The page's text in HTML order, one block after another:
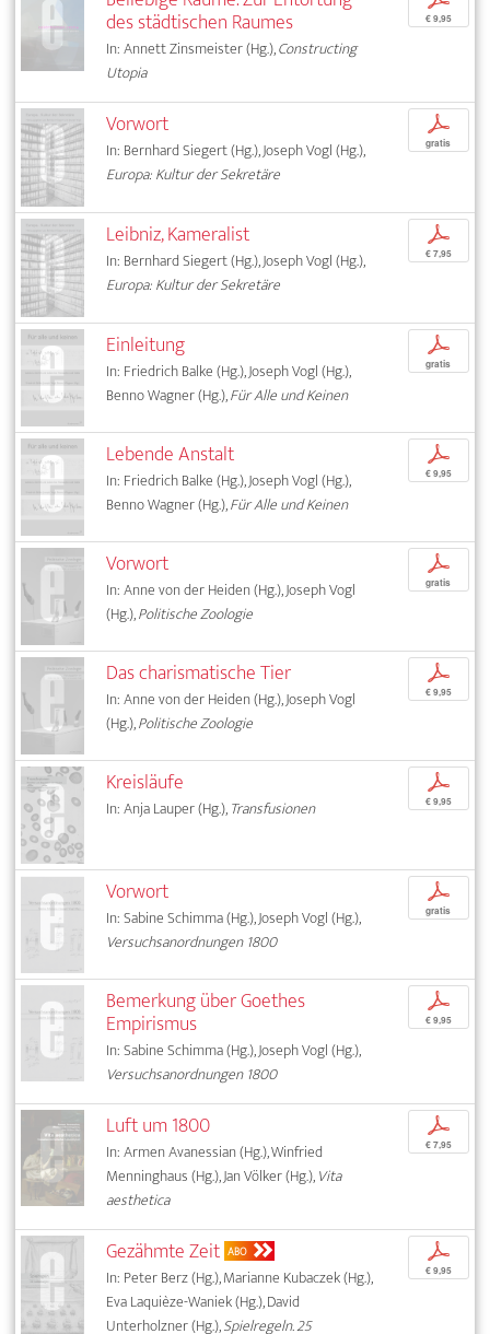
des städtischen Raumes
In: Annett Zinsmeister (Hg.),Constructing
Utopia
€ 9,95
Vorwort
In: Bernhard Siegert (Hg.), Joseph Vogl (Hg.),
Europa: Kultur der Sekretäre
p
gratis
Leibniz, Kameralist
In: Bernhard Siegert (Hg.), Joseph Vogl (Hg.),
Europa: Kultur der Sekretäre
p
€ 7,95
Einleitung
In: Friedrich Balke (Hg.), Joseph Vogl (Hg.),
Benno Wagner (Hg.),Für Alle und Keinen
p
gratis
Lebende Anstalt
In: Friedrich Balke (Hg.), Joseph Vogl (Hg.),
Benno Wagner (Hg.),Für Alle und Keinen
p
€ 9,95
Vorwort
In: Anne von der Heiden (Hg.), Joseph Vogl
(Hg.),Politische Zoologie
p
gratis
Das charismatische Tier
In: Anne von der Heiden (Hg.), Joseph Vogl
(Hg.),Politische Zoologie
p
€ 9,95
Kreisläufe
In: Anja Lauper (Hg.),Transfusionen
p
€ 9,95
Vorwort
In: Sabine Schimma (Hg.), Joseph Vogl (Hg.),
Versuchsanordnungen 1800
p
gratis
Bemerkung über Goethes
Empirismus
In: Sabine Schimma (Hg.), Joseph Vogl (Hg.),
Versuchsanordnungen 1800
p
€ 9,95
Luft um 1800
In: Armen Avanessian (Hg.), Winfried
Menninghaus (Hg.), Jan Völker (Hg.),Vita
aesthetica
p
€ 7,95
Gezähmte Zeit ABO
In: Peter Berz (Hg.), Marianne Kubaczek (Hg.),
Eva Laquièze-Waniek (Hg.), David
Unterholzner (Hg.),Spielregeln. 25
p
€ 9,95